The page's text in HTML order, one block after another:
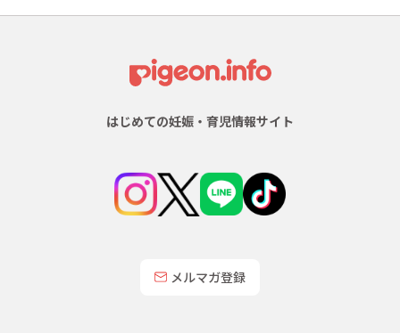
はじめての妊娠・育児情報サイト
メルマガ登録